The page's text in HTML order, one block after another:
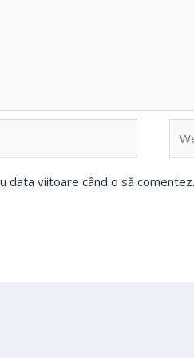
data viitoare când o să comentez.